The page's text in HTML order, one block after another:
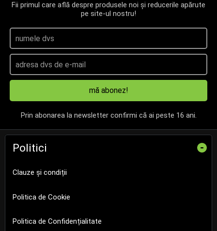
Fii primul care află despre produsele noi și reducerile apărute
pe site-ul nostru!
mă abonez!
Prin abonarea la newsletter confirmi că ai peste 16 ani.
Politici -
Clauze și condiții
Politica de Cookie
Politica de Confidențialitate